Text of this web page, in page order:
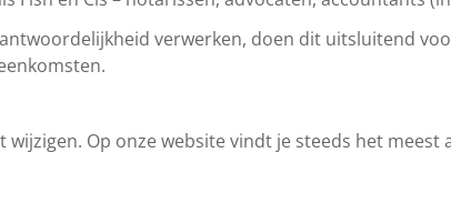
verwerken, doen dit uitsluitend
Op onze website vindt je steeds het meest